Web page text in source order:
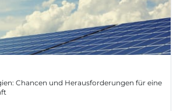
Chancen und Herausforderungen für eine